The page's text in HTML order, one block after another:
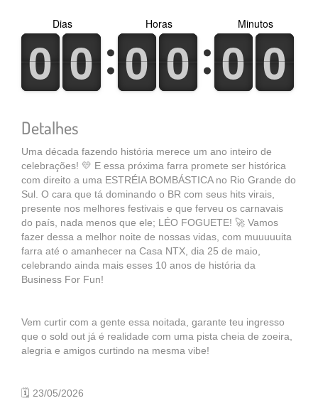
0
0
1
1 0
0
1
1
Dias
0
0
1
1 0
0
1
1
Horas
0
0
1
1 0
0
1
1
Minutos
Detalhes
Uma década fazendo história merece um ano inteiro de
celebrações! 💛 E essa próxima farra promete ser histórica
com direito a uma ESTRÉIA BOMBÁSTICA no Rio Grande do
Sul. O cara que tá dominando o BR com seus hits virais,
presente nos melhores festivais e que ferveu os carnavais
do país, nada menos que ele; LÉO FOGUETE! 🚀 Vamos
fazer dessa a melhor noite de nossas vidas, com muuuuuita
farra até o amanhecer na Casa NTX, dia 25 de maio,
celebrando ainda mais esses 10 anos de história da
Business For Fun!
Vem curtir com a gente essa noitada, garante teu ingresso
que o sold out já é realidade com uma pista cheia de zoeira,
alegria e amigos curtindo na mesma vibe!
🗓️ 23/05/2026